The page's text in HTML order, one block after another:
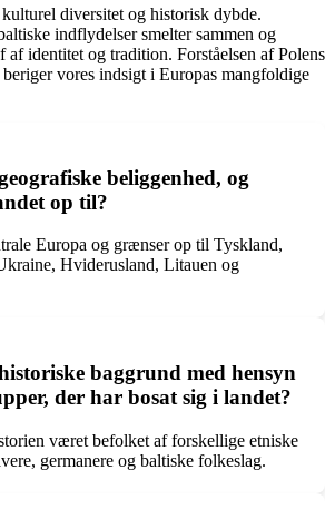
diversitet og historisk dybde.
indflydelser smelter sammen og
identitet og tradition. Forståelsen af Polens
vores indsigt i Europas mangfoldige
beliggenhed, og
op til?
Europa og grænser op til Tyskland,
Hviderusland, Litauen og
baggrund med hensyn
der har bosat sig i landet?
været befolket af forskellige etniske
germanere og baltiske folkeslag.